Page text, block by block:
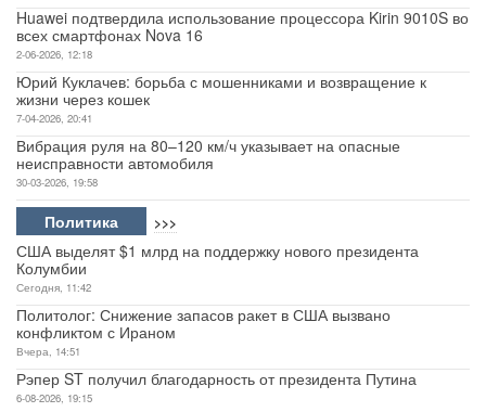
Huawei подтвердила использование процессора Kirin 9010S во
всех смартфонах Nova 16
2-06-2026, 12:18
Юрий Куклачев: борьба с мошенниками и возвращение к
жизни через кошек
7-04-2026, 20:41
Вибрация руля на 80–120 км/ч указывает на опасные
неисправности автомобиля
30-03-2026, 19:58
Политика >>>
США выделят $1 млрд на поддержку нового президента
Колумбии
Сегодня, 11:42
Политолог: Снижение запасов ракет в США вызвано
конфликтом с Ираном
Вчера, 14:51
Рэпер ST получил благодарность от президента Путина
6-08-2026, 19:15